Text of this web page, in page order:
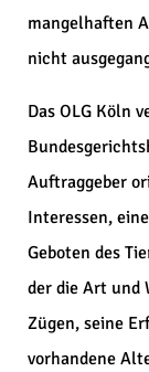
mangelhaften
nicht
Das OLG Köln
Auftraggeber
Interessen,
Geboten des
der die Art und
Zügen, seine
vorhandene